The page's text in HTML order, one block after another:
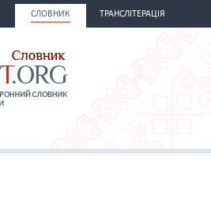
СЛОВНИК ТРАНСЛІТЕРАЦІЯ